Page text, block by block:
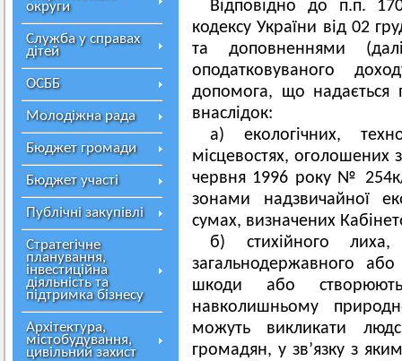
округи
Служба у справах
дітей
ОСББ
Молодіжна рада
Бюджет громади
Бюджет участі
Публічні закупівлі
Стратегічне
планування,
інвестиційна
діяльність та
підтримка бізнесу
Архітектура,
містобудування,
цивільний захист
Відповідно до п.п.
кодексу України від 02
та доповненнями
оподатковуваного
допомога, що надається
внаслідок:
а) екологічних,
місцевостях, оголошених
червня 1996 року №
зонами надзвичайної
сумах, визначених
б) стихійного лиха,
загальнодержавного
шкоди або
навколишньому
можуть викликати
громадян, у зв’язку з